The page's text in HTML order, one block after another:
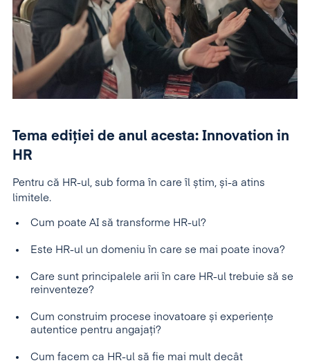
Tema ediției de anul acesta: Innovation in
HR
Pentru că HR-ul, sub forma în care îl știm, și-a atins
limitele.
Cum poate AI să transforme HR-ul?
Este HR-ul un domeniu în care se mai poate inova?
Care sunt principalele arii în care HR-ul trebuie să se
reinventeze?
Cum construim procese inovatoare și experiențe
autentice pentru angajați?
Cum facem ca HR-ul să fie mai mult decât